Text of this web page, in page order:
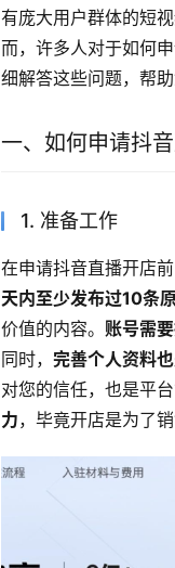
有庞大用户群体的短
而，许多人对于如何
细解答这些问题，帮
一、如何申请抖
1. 准备工作
在申请抖音直播开店
天内至少发布过10条
价值的内容。 账号需
同时，完善个人资料
对您的信任，也是平
力，毕竟开店是为了